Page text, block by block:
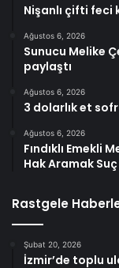
Nişanlı çifti feci
Ağustos 6, 2026
Sunucu Melike
paylaştı
Ağustos 6, 2026
3 dolarlık et
Ağustos 6, 2026
Fındıklı Emekli
Hak Aramak
Rastgele
Şubat 20, 2026
İzmir’de toplu